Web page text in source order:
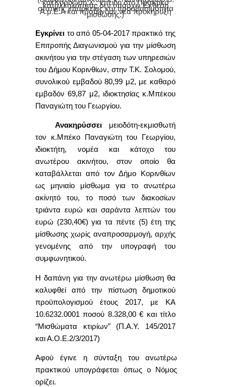
και Κορδώση Χ., επειδή στο Πρακτικό
καταλληλότητας δεν υπάρχει Έκθεση
στατικής επάρκειας και προσβασιμότητα
Α.μ.Ε.Α και προτείνουν νέα προκήρυξη
μίσθωσης.)
Εγκρίνει το από 05-04-2017 πρακτικό της
Επιτροπής Διαγωνισμού για την μίσθωση
ακινήτου για την στέγαση των υπηρεσιών
του Δήμου Κορινθίων, στην Τ.Κ. Σολομού,
συνολικού εμβαδού 80,99 μ2, με καθαρό
εμβαδόν 69,87 μ2, ιδιοκτησίας κ.Μπέκου
Παναγιώτη του Γεωργίου.
Ανακηρύσσειμειοδότη-εκμισθωτή
τον κ.Μπέκο Παναγιώτη του Γεωργίου,
ιδιοκτήτη, νομέα και κάτοχο του
ανωτέρου ακινήτου, στον οποίο θα
καταβάλλεται από τον Δήμο Κορινθίων
ως μηνιαίο μίσθωμα για το ανωτέρω
ακίνητό του, το ποσό των διακοσίων
τριάντα ευρώ και σαράντα λεπτών του
ευρώ (230,40€) για τα πέντε (5) έτη της
μίσθωσης χωρίς αναπροσαρμογή, αρχής
γενομένης από την υπογραφή του
συμφωνητικού.
Η δαπάνη για την ανωτέρω μίσθωση θα
καλυφθεί από την πίστωση δημοτικού
προϋπολογισμού έτους 2017, με ΚΑ
10.6232.0001 ποσού 8.328,00 € και τίτλο
“Μισθώματα κτιρίων” (Π.Α.Υ. 145/2017
και Α.Ο.Ε.2/3/2017)
Αφoύ έγιvε η σύvταξη τoυ αvωτέρω
πρακτικoύ υπoγράφεται όπως o Νόμoς
oρίζει.